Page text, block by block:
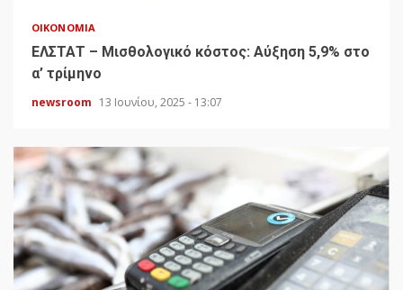
ΟΙΚΟΝΟΜΊΑ
ΕΛΣΤΑΤ – Μισθολογικό κόστος: Αύξηση 5,9% στο
α’ τρίμηνο
newsroom 13 Ιουνίου, 2025 - 13:07